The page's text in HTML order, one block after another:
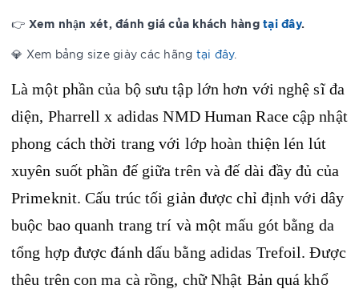
👉 Xem nhận xét, đánh giá của khách hàng tại đây.
💎 Xem bảng size giày các hãng tại đây.
Là một phần của bộ sưu tập lớn hơn với nghệ sĩ đa
diện, Pharrell x adidas NMD Human Race cập nhật
phong cách thời trang với lớp hoàn thiện lén lút
xuyên suốt phần đế giữa trên và đế dài đầy đủ của
Primeknit.Cấu trúc tối giản được chỉ định với dây
buộc bao quanh trang trí và một mấu gót bằng da
tổng hợp được đánh dấu bằng adidas Trefoil.Được
thêu trên con ma cà rồng, chữ Nhật Bản quá khổ